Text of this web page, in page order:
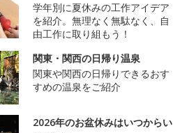
学年別に夏休みの工作アイデア
を紹介。無理なく無駄なく、自
由工作に取り組もう！
関東・関西の日帰り温泉
関東や関西の日帰りできるおす
すめの温泉をご紹介
2026年のお盆休みはいつからい